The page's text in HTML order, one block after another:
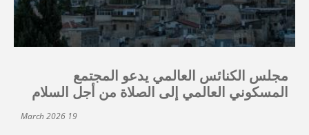
مجلس الكنائس العالمي يدعو المجتمع
المسكوني العالمي إلى الصلاة من أجل السلام
19 March 2026